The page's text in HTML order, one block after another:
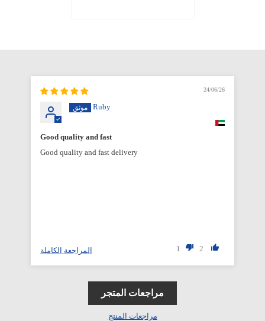
24/06/26
Ruby
Good quality and fast
Good quality and fast delivery
2
1 المراجعة الكاملة
مراجعات المتجر
مراجعات المنتج